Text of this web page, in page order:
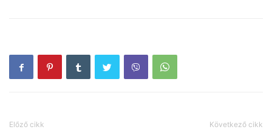
Előző cikk Következő cikk